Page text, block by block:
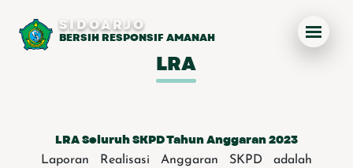
SIDOARJO
BERSIH RESPONSIF AMANAH
LRA
LRA Seluruh SKPD Tahun Anggaran 2023
Laporan Realisasi Anggaran SKPD adalah